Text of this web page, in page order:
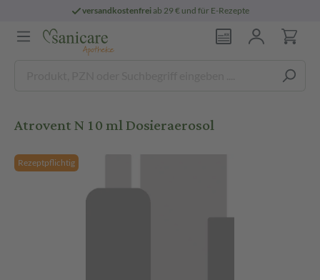
versandkostenfreiab 29 € und für E-Rezepte
Atrovent N 10 ml Dosieraerosol
Rezeptpflichtig